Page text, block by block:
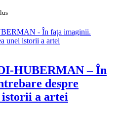
– În
despre
a artei